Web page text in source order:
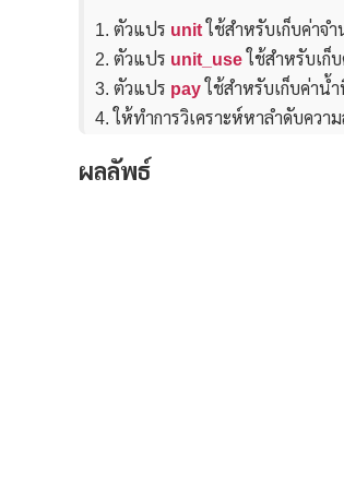
1. ตัวแปร unit ใช้สำหรับเก็บค่าจ
2. ตัวแปร unit_use ใช้สำหรับเก็
3. ตัวแปร pay ใช้สำหรับเก็บค่าน้
4. ให้ทำการวิเคราะห์หาลำดับควา
ผลลัพธ์